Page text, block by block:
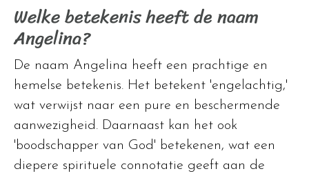
Welke betekenis heeft de naam
Angelina?
De naam Angelina heeft een prachtige en
hemelse betekenis. Het betekent 'engelachtig,'
wat verwijst naar een pure en beschermende
aanwezigheid. Daarnaast kan het ook
'boodschapper van God' betekenen, wat een
diepere spirituele connotatie geeft aan de